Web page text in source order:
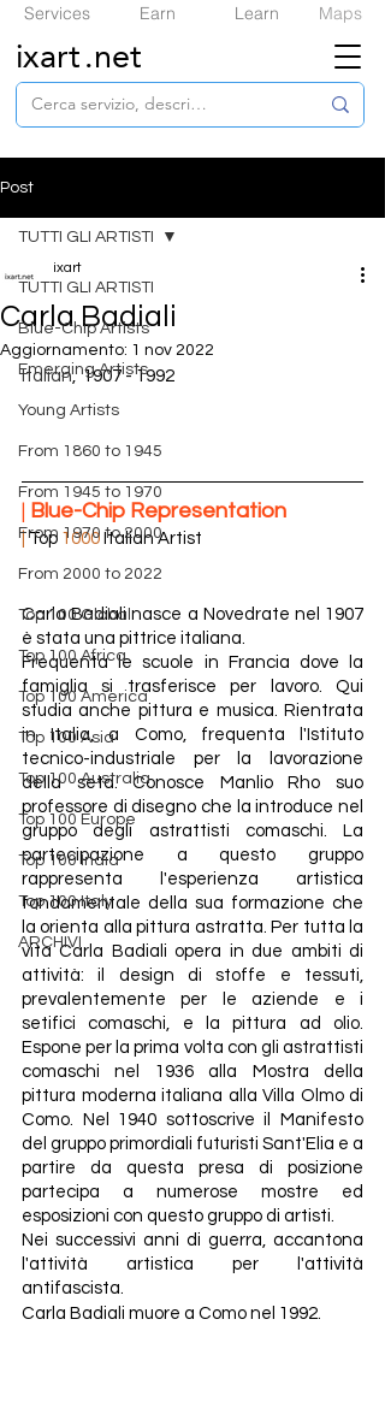
Services Earn Learn Maps
ixart.net
Post
TUTTI GLI ARTISTI
​Blue-Chip Artists
Emerging Artists
Young Artists
From 1860 to 1945
From 1945 to 1970
From 1970 to 2000
From 2000 to 2022
Top 100 Global
Top 100 Africa
Top 100 America
Top 100 Asia
Top 100 Australia
Top 100 Europe
Top 100 India
Top 100 Italy
ARCHIVI
TUTTI GLI ARTISTI
Carla Badiali
ixart
Aggiornamento: 1 nov 2022
Italian,  1907 - 1992
| ​Blue-Chip Representation
| Top 1000 Italian Artist
Carla Badiali nasce a Novedrate nel 1907
è stata una pittrice italiana.
Frequenta le scuole in Francia dove la
famiglia si trasferisce per lavoro. Qui
studia anche pittura e musica. Rientrata
in Italia, a Como, frequenta l'Istituto
tecnico-industriale per la lavorazione
della seta. Conosce Manlio Rho suo
professore di disegno che la introduce nel
gruppo degli astrattisti comaschi. La
partecipazione a questo gruppo
rappresenta l'esperienza artistica
fondamentale della sua formazione che
la orienta alla pittura astratta. Per tutta la
vita Carla Badiali opera in due ambiti di
attività: il design di stoffe e tessuti,
prevalentemente per le aziende e i
setifici comaschi, e la pittura ad olio.
Espone per la prima volta con gli astrattisti
comaschi nel 1936 alla Mostra della
pittura moderna italiana alla Villa Olmo di
Como. Nel 1940 sottoscrive il Manifesto
del gruppo primordiali futuristi Sant'Elia e a
partire da questa presa di posizione
partecipa a numerose mostre ed
esposizioni con questo gruppo di artisti.
Nei successivi anni di guerra, accantona
l'attività artistica per l'attività
antifascista.
Carla Badiali muore a Como nel 1992.